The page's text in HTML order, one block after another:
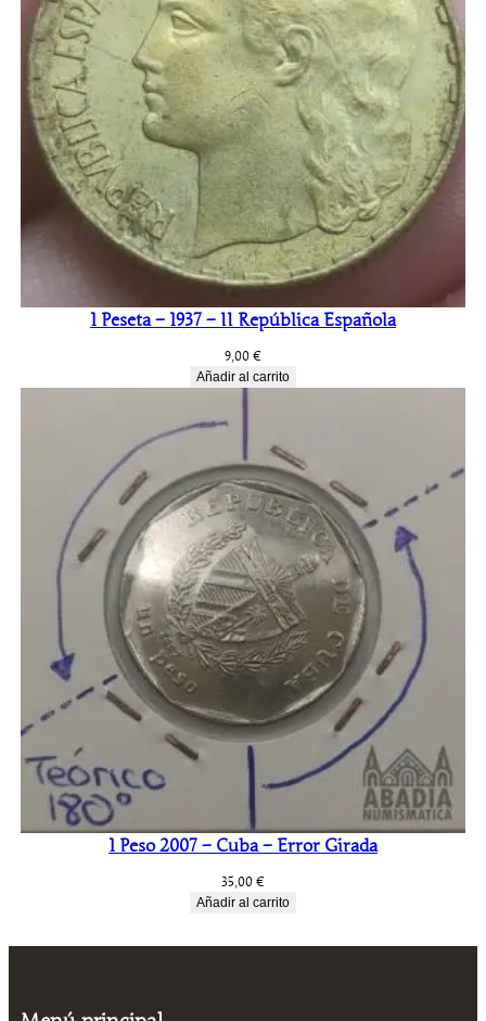
1 Peseta – 1937 – II República Española
9,00 €
Añadir al carrito
1 Peso 2007 – Cuba – Error Girada
35,00 €
Añadir al carrito